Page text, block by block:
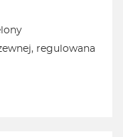
regulowana